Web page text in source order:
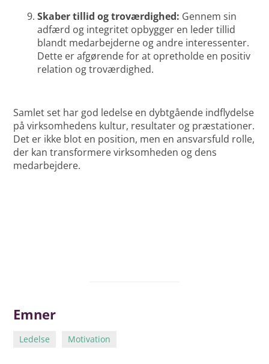
Skaber tillid og troværdighed: Gennem sin
adfærd og integritet opbygger en leder tillid
blandt medarbejderne og andre interessenter.
Dette er afgørende for at opretholde en positiv
relation og troværdighed.
Samlet set har god ledelse en dybtgående indflydelse
på virksomhedens kultur, resultater og præstationer.
Det er ikke blot en position, men en ansvarsfuld rolle,
der kan transformere virksomheden og dens
medarbejdere.
Emner
Ledelse Motivation